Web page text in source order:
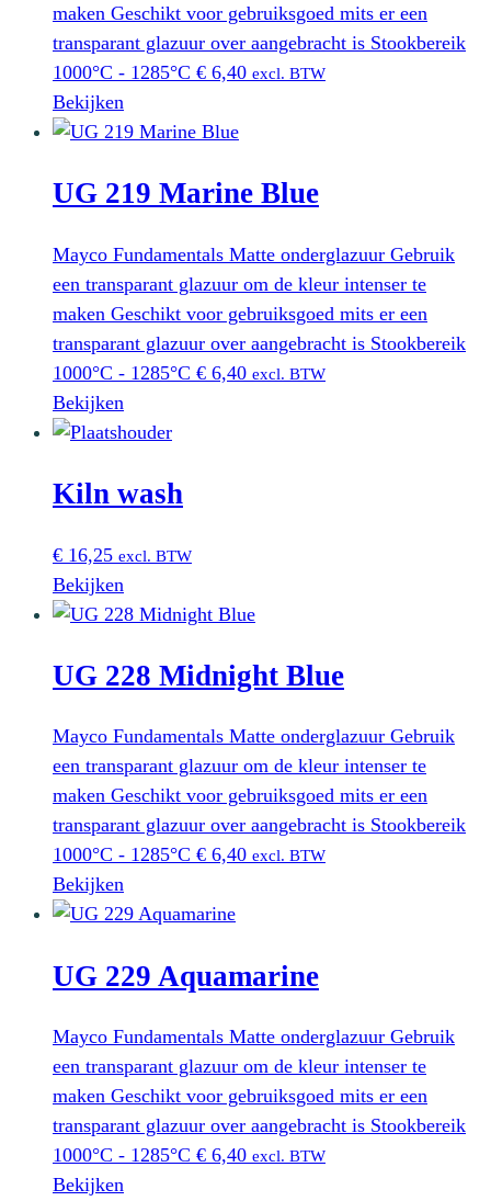
maken Geschikt voor gebruiksgoed mits er een
transparant glazuur over aangebracht is Stookbereik
1000°C - 1285°C € 6,40 excl. BTW
Bekijken
UG 219 Marine Blue
Mayco Fundamentals Matte onderglazuur Gebruik
een transparant glazuur om de kleur intenser te
maken Geschikt voor gebruiksgoed mits er een
transparant glazuur over aangebracht is Stookbereik
1000°C - 1285°C € 6,40 excl. BTW
Bekijken
Kiln wash
€ 16,25 excl. BTW
Bekijken
UG 228 Midnight Blue
Mayco Fundamentals Matte onderglazuur Gebruik
een transparant glazuur om de kleur intenser te
maken Geschikt voor gebruiksgoed mits er een
transparant glazuur over aangebracht is Stookbereik
1000°C - 1285°C € 6,40 excl. BTW
Bekijken
UG 229 Aquamarine
Mayco Fundamentals Matte onderglazuur Gebruik
een transparant glazuur om de kleur intenser te
maken Geschikt voor gebruiksgoed mits er een
transparant glazuur over aangebracht is Stookbereik
1000°C - 1285°C € 6,40 excl. BTW
Bekijken